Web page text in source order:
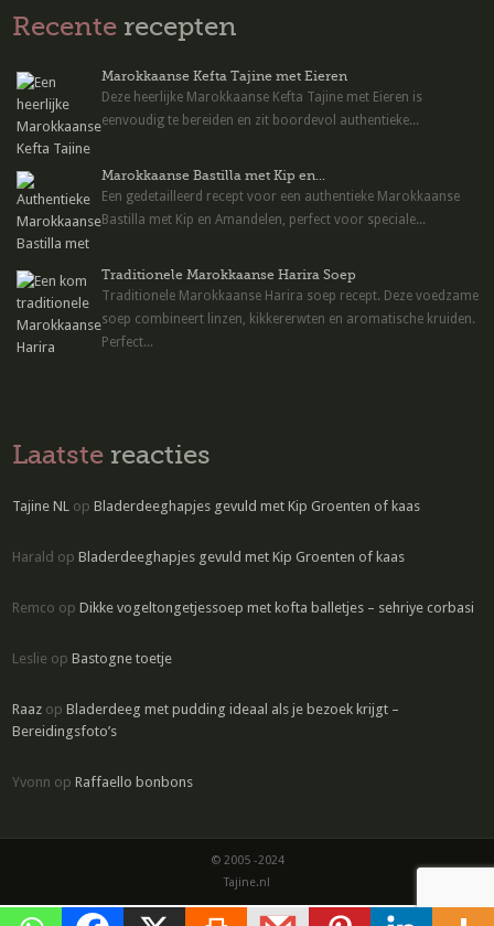
Recente recepten
Marokkaanse Kefta Tajine met Eieren
Deze heerlijke Marokkaanse Kefta Tajine met Eieren is
eenvoudig te bereiden en zit boordevol authentieke...
Marokkaanse Bastilla met Kip en...
Een gedetailleerd recept voor een authentieke Marokkaanse
Bastilla met Kip en Amandelen, perfect voor speciale...
Traditionele Marokkaanse Harira Soep
Traditionele Marokkaanse Harira soep recept. Deze voedzame
soep combineert linzen, kikkererwten en aromatische kruiden.
Perfect...
Laatste reacties
Tajine NL opBladerdeeghapjes gevuld met Kip Groenten of kaas
Harald opBladerdeeghapjes gevuld met Kip Groenten of kaas
Remco opDikke vogeltongetjessoep met kofta balletjes – sehriye corbasi
Leslie opBastogne toetje
Raaz opBladerdeeg met pudding ideaal als je bezoek krijgt –
Bereidingsfoto’s
Yvonn opRaffaello bonbons
© 2005 -2024
Tajine.nl